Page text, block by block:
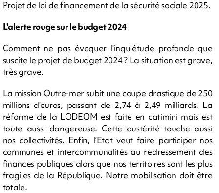
Projet de loi de financement de la sécurité sociale 2025.
L'alerte rouge sur le budget 2024
Comment ne pas évoquer l'inquiétude profonde que
suscite le projet de budget 2024 ? La situation est grave,
très grave.
La mission Outre-mer subit une coupe drastique de 250
millions d'euros, passant de 2,74 à 2,49 milliards. La
réforme de la LODEOM est faite en catimini mais est
toute aussi dangereuse. Cette austérité touche aussi
nos collectivités. Enfin, l’Etat veut faire participer nos
communes et intercommunalités au redressement des
finances publiques alors que nos territoires sont les plus
fragiles de la République. Notre mobilisation doit être
totale.